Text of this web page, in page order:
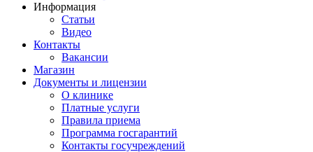
Информация
Статьи
Видео
Контакты
Вакансии
Магазин
Документы и лицензии
О клинике
Платные услуги
Правила приема
Программа госгарантий
Контакты госучреждений